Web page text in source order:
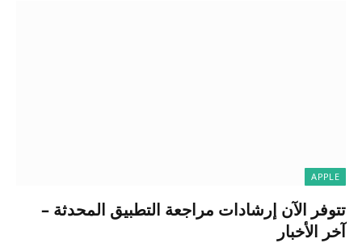
APPLE
تتوفر الآن إرشادات مراجعة التطبيق المحدثة –
آخر الأخبار